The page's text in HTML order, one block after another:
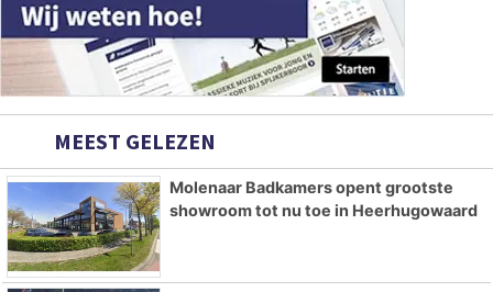
MEEST GELEZEN
Molenaar Badkamers opent grootste
showroom tot nu toe in Heerhugowaard